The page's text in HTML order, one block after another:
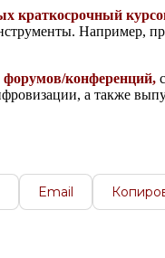
краткосрочный
Например,
форумов/конференций,
а также
Email